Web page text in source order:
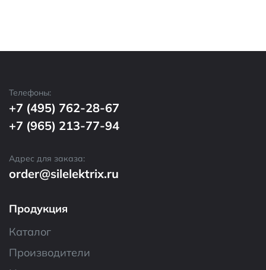
Телефоны:
+7 (495) 762-28-67
+7 (965) 213-77-94
Адрес для заказа:
order@silelektrix.ru
Продукция
Каталог
Производители